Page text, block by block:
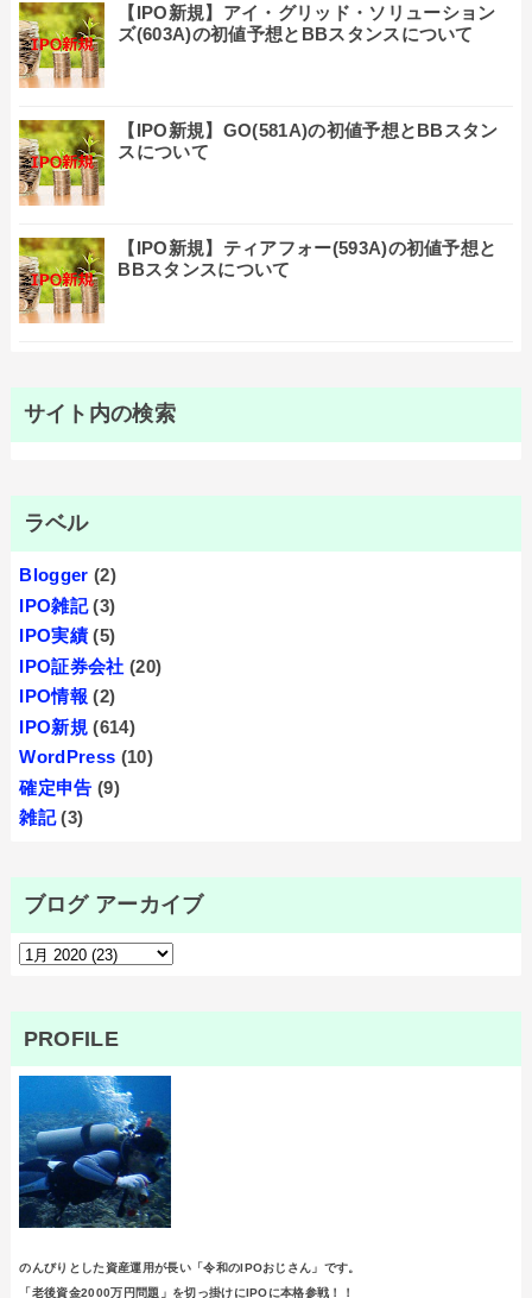
【IPO新規】アイ・グリッド・ソリューション
ズ(603A)の初値予想とBBスタンスについて
【IPO新規】GO(581A)の初値予想とBBスタン
スについて
【IPO新規】ティアフォー(593A)の初値予想と
BBスタンスについて
サイト内の検索
ラベル
Blogger (2)
IPO雑記 (3)
IPO実績 (5)
IPO証券会社 (20)
IPO情報 (2)
IPO新規 (614)
WordPress (10)
確定申告 (9)
雑記 (3)
ブログ アーカイブ
PROFILE
のんびりとした資産運用が長い「令和のIPOおじさん」です。
「老後資金2000万円問題」を切っ掛けにIPOに本格参戦！！